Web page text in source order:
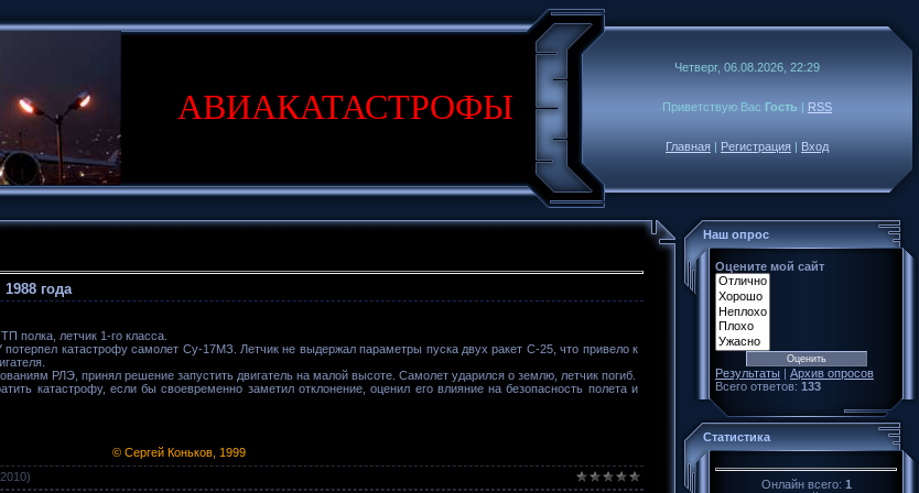
АВИАКАТАСТРОФЫ
Четверг, 06.08.2026, 22:29
Приветствую Вас Гость | RSS
Главная | Регистрация | Вход
года
полка, летчик 1-го класса.
катастрофу самолет Су-17МЗ. Летчик не выдержал параметры пуска двух ракет С-25, что привело к
РЛЭ, принял решение запустить двигатель на малой высоте. Самолет ударился о землю, летчик погиб.
катастрофу, если бы своевременно заметил отклонение, оценил его влияние на безопасность полета и
© Сергей Коньков, 1999
Наш опрос
Оцените мой сайт
Результаты | Архив опросов
Всего ответов: 133
Статистика
Онлайн всего: 1